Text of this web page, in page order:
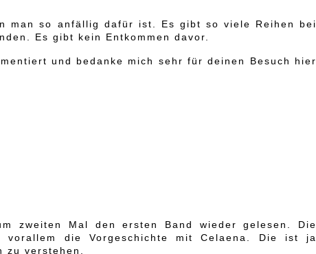
man so anfällig dafür ist. Es gibt so viele Reihen bei
Es gibt kein Entkommen davor.
und bedanke mich sehr für deinen Besuch hier
zweiten Mal den ersten Band wieder gelesen. Die
vorallem die Vorgeschichte mit Celaena. Die ist ja
verstehen.